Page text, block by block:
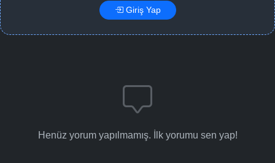
Giriş Yap
Henüz yorum yapılmamış. İlk yorumu sen yap!